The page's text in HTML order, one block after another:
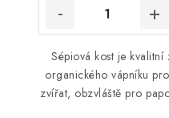
Sépiová kost je
organického vápníku
zvířat, obzvláště pro